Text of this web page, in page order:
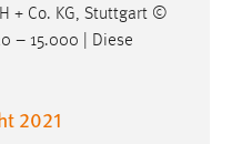
+ Co. KG, Stuttgart ©
– 15.000 | Diese
2021